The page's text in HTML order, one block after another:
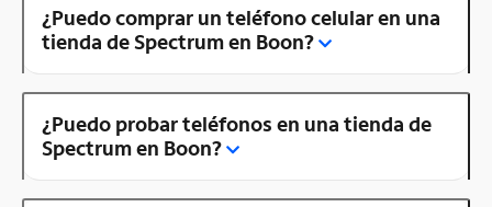
¿Puedo comprar un teléfono celular en una
tienda de Spectrum en Boon?
¿Puedo probar teléfonos en una tienda de
Spectrum en Boon?